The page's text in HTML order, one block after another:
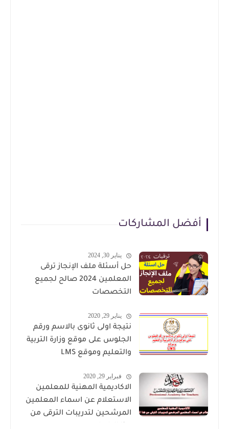
أفضل المشاركات
يناير 30, 2024
حل أسئلة ملف الإنجاز ترقى
المعلمين 2024 صالح لجميع
التخصصات
يناير 29, 2020
نتيجة اولى ثانوى بالاسم ورقم
الجلوس على موقع وزارة التربية
والتعليم وموقع LMS
فبراير 29, 2020
الاكاديمية المهنية للمعلمين
الاستعلام عن اسماء المعلمين
المرشحين لتدريبات الترقى من